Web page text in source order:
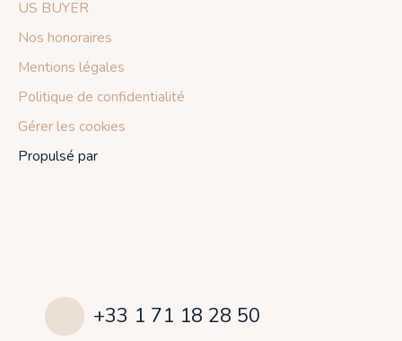
US BUYER
Nos honoraires
Mentions légales
Politique de confidentialité
Gérer les cookies
Propulsé par
+33 1 71 18 28 50